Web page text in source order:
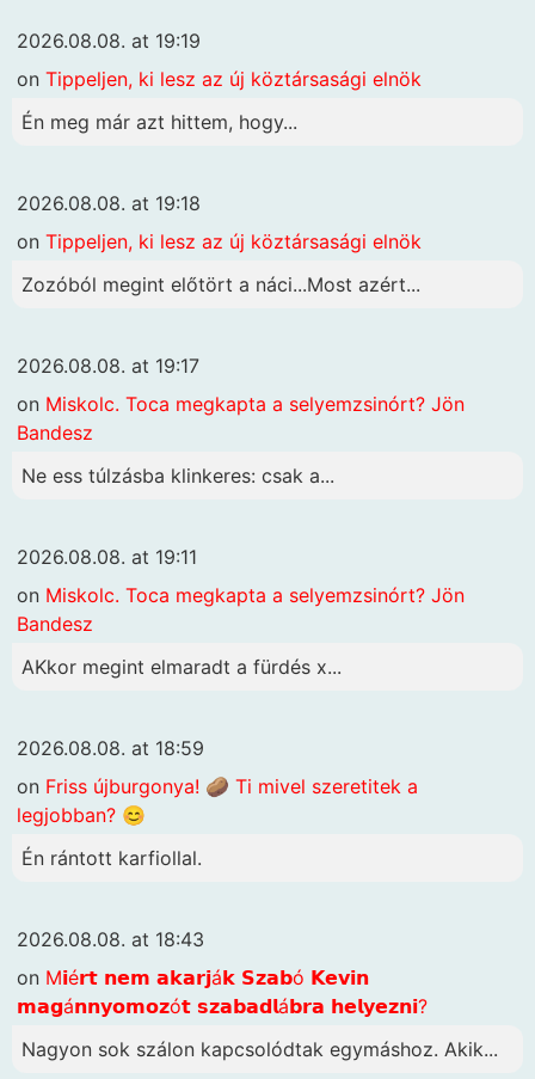
2026.08.08. at 19:19
on Tippeljen, ki lesz az új köztársasági elnök
Én meg már azt hittem, hogy...
2026.08.08. at 19:18
on Tippeljen, ki lesz az új köztársasági elnök
Zozóból megint előtört a náci...Most azért...
2026.08.08. at 19:17
on Miskolc. Toca megkapta a selyemzsinórt? Jön
Bandesz
Ne ess túlzásba klinkeres: csak a...
2026.08.08. at 19:11
on Miskolc. Toca megkapta a selyemzsinórt? Jön
Bandesz
AKkor megint elmaradt a fürdés x...
2026.08.08. at 18:59
on Friss újburgonya! 🥔 Ti mivel szeretitek a
legjobban? 😊
Én rántott karfiollal.
2026.08.08. at 18:43
on M𝗶é𝗿𝘁 𝗻𝗲𝗺 𝗮𝗸𝗮𝗿𝗷á𝗸 𝗦𝘇𝗮𝗯ó 𝗞𝗲𝘃𝗶𝗻
𝗺𝗮𝗴á𝗻𝗻𝘆𝗼𝗺𝗼𝘇ó𝘁 𝘀𝘇𝗮𝗯𝗮𝗱𝗹á𝗯𝗿𝗮 𝗵𝗲𝗹𝘆𝗲𝘇𝗻𝗶?
Nagyon sok szálon kapcsolódtak egymáshoz. Akik...